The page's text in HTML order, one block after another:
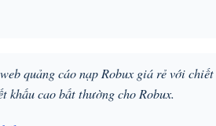
quảng cáo nạp Robux giá rẻ với
khấu cao bất thường cho Robux.